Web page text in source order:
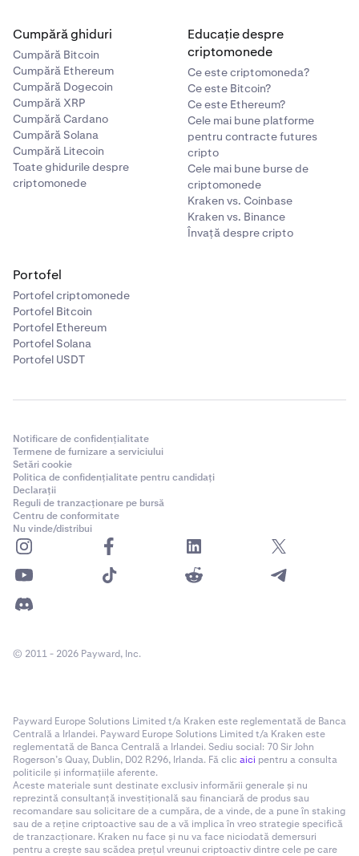
Cumpără ghiduri
Cumpără Bitcoin
Cumpără Ethereum
Cumpără Dogecoin
Cumpără XRP
Cumpără Cardano
Cumpără Solana
Cumpără Litecoin
Toate ghidurile despre
criptomonede
Educație despre
criptomonede
Ce este criptomoneda?
Ce este Bitcoin?
Ce este Ethereum?
Cele mai bune platforme
pentru contracte futures
cripto
Cele mai bune burse de
criptomonede
Kraken vs. Coinbase
Kraken vs. Binance
Învață despre cripto
Portofel
Portofel criptomonede
Portofel Bitcoin
Portofel Ethereum
Portofel Solana
Portofel USDT
Notificare de confidențialitate
Termene de furnizare a serviciului
Setări cookie
Politica de confidențialitate pentru candidați
Declarații
Reguli de tranzacționare pe bursă
Centru de conformitate
Nu vinde/distribui
© 2011 - 2026 Payward, Inc.
Payward Europe Solutions Limited t/a Kraken este reglementată de Banca
Centrală a Irlandei. Payward Europe Solutions Limited t/a Kraken este
reglementată de Banca Centrală a Irlandei. Sediu social: 70 Sir John
Rogerson’s Quay, Dublin, D02 R296, Irlanda. Fă clic aici pentru a consulta
politicile și informațiile aferente.
Aceste materiale sunt destinate exclusiv informării generale și nu
reprezintă consultanță investițională sau financiară de produs sau
recomandare sau solicitare de a cumpăra, de a vinde, de a pune în staking
sau de a reține criptoactive sau de a vă implica în vreo strategie specifică
de tranzacționare. Kraken nu face și nu va face niciodată demersuri
pentru a crește sau scădea prețul vreunui criptoactiv dintre cele pe care